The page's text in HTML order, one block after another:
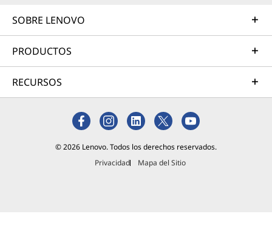
La mejor
laptop
para
negocios
en
función
necesida
SOBRE LENOVO
PRODUCTOS
RECURSOS
© 2026 Lenovo. Todos los derechos reservados.
Privacidad
Mapa del Sitio